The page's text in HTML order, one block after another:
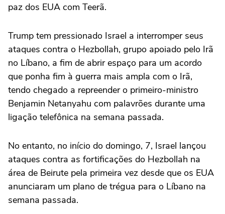
paz dos EUA com Teerã.
Trump tem pressionado Israel a interromper seus
ataques contra o Hezbollah, grupo apoiado pelo Irã
no Líbano, a fim de abrir espaço para um acordo
que ponha fim à guerra mais ampla com o Irã,
tendo chegado a repreender o primeiro-ministro
Benjamin Netanyahu com palavrões durante uma
ligação telefônica na semana passada.
No entanto, no início do domingo, 7, Israel lançou
ataques contra ‌as fortificações do Hezbollah na
área de Beirute pela primeira vez desde que os EUA
anunciaram um plano de trégua para o Líbano na
semana passada.